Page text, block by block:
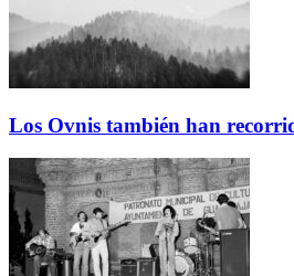
Los Ovnis también han